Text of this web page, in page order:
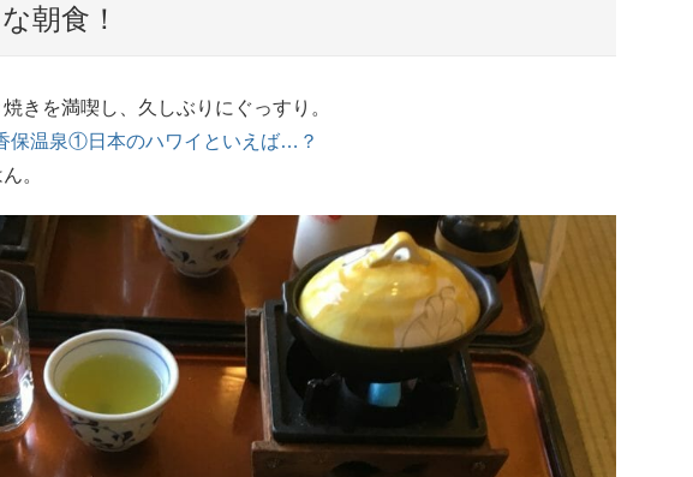
朝食！
きを満喫し、久しぶりにぐっすり。
保温泉①日本のハワイといえば…？
。